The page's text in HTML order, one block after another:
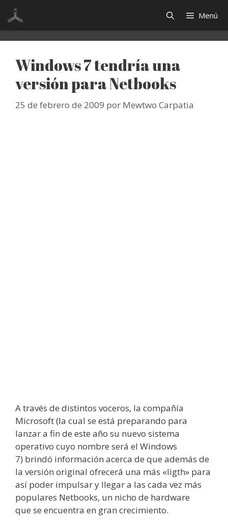
Saltar
contenido
Menú
Windows 7 tendría una
versión para Netbooks
25 de febrero de 2009 por Mewtwo Carpatia
A través de distintos voceros, la compañía
Microsoft (la cual se está preparando para
lanzar a fin de este año su nuevo sistema
operativo cuyo nombre será el Windows
7) brindó información acerca de que además de
la versión original ofrecerá una más «ligth» para
así poder impulsar y llegar a las cada vez más
populares Netbooks, un nicho de hardware
que se encuentra en gran crecimiento.